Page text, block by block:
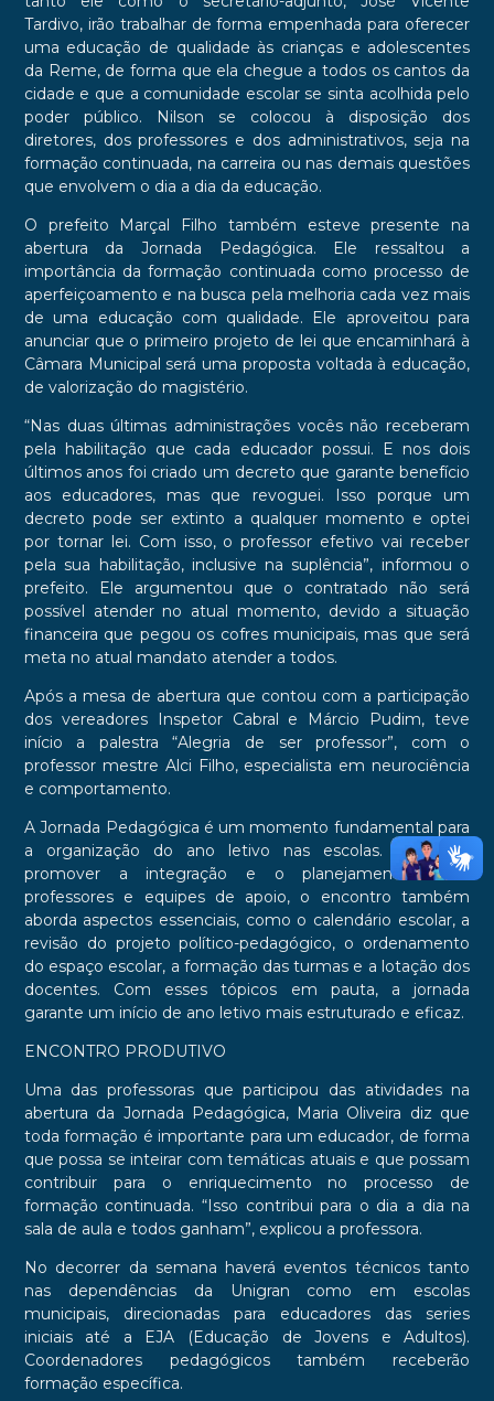
Tardivo, irão trabalhar de forma empenhada para oferecer
uma educação de qualidade às crianças e adolescentes
da Reme, de forma que ela chegue a todos os cantos da
cidade e que a comunidade escolar se sinta acolhida pelo
poder público. Nilson se colocou à disposição dos
diretores, dos professores e dos administrativos, seja na
formação continuada, na carreira ou nas demais questões
que envolvem o dia a dia da educação.
O prefeito Marçal Filho também esteve presente na
abertura da Jornada Pedagógica. Ele ressaltou a
importância da formação continuada como processo de
aperfeiçoamento e na busca pela melhoria cada vez mais
de uma educação com qualidade. Ele aproveitou para
anunciar que o primeiro projeto de lei que encaminhará à
Câmara Municipal será uma proposta voltada à educação,
de valorização do magistério.
“Nas duas últimas administrações vocês não receberam
pela habilitação que cada educador possui. E nos dois
últimos anos foi criado um decreto que garante benefício
aos educadores, mas que revoguei. Isso porque um
decreto pode ser extinto a qualquer momento e optei
por tornar lei. Com isso, o professor efetivo vai receber
pela sua habilitação, inclusive na suplência”, informou o
prefeito. Ele argumentou que o contratado não será
possível atender no atual momento, devido a situação
financeira que pegou os cofres municipais, mas que será
meta no atual mandato atender a todos.
Após a mesa de abertura que contou com a participação
dos vereadores Inspetor Cabral e Márcio Pudim, teve
início a palestra “Alegria de ser professor”, com o
professor mestre Alci Filho, especialista em neurociência
e comportamento.
A Jornada Pedagógica é um momento fundamental para
a organização do ano letivo nas escolas. Além de
promover a integração e o planejamento entre
professores e equipes de apoio, o encontro também
aborda aspectos essenciais, como o calendário escolar, a
revisão do projeto político-pedagógico, o ordenamento
do espaço escolar, a formação das turmas e a lotação dos
docentes. Com esses tópicos em pauta, a jornada
garante um início de ano letivo mais estruturado e eficaz.
ENCONTRO PRODUTIVO
Uma das professoras que participou das atividades na
abertura da Jornada Pedagógica, Maria Oliveira diz que
toda formação é importante para um educador, de forma
que possa se inteirar com temáticas atuais e que possam
contribuir para o enriquecimento no processo de
formação continuada. “Isso contribui para o dia a dia na
sala de aula e todos ganham”, explicou a professora.
No decorrer da semana haverá eventos técnicos tanto
nas dependências da Unigran como em escolas
municipais, direcionadas para educadores das series
iniciais até a EJA (Educação de Jovens e Adultos).
Coordenadores pedagógicos também receberão
formação específica.